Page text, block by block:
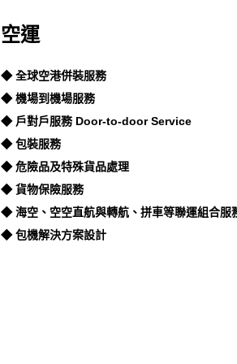
空運
◆ 全球空港併裝服務
◆ 機場到機場服務
◆ 戶對戶服務 Door-to-door Service
◆ 包裝服務
◆ 危險品及特殊貨品處理
◆ 貨物保險服務
◆ 海空、空空直航與轉航、拼車等聯運組合服
◆ 包機解決方案設計